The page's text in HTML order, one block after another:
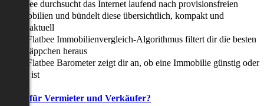
Flatbee durchsucht das Internet laufend nach provisionsfreien
Immobilien und bündelt diese übersichtlich, kompakt und
tagesaktuell
Der Flatbee Immobilienvergleich-Algorithmus filtert dir die besten
Schnäppchen heraus
Der Flatbee Barometer zeigt dir an, ob eine Immobilie günstig oder
teuer ist
für Vermieter und Verkäufer?